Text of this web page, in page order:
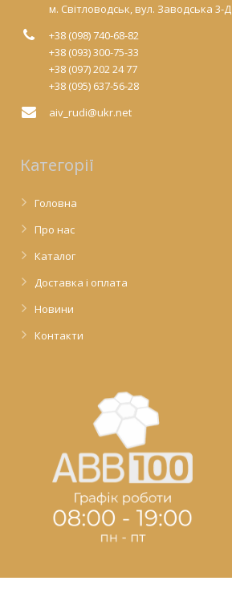
м. Світловодськ, вул. Заводська 3-Д
+38 (098) 740-68-82
+38 (093) 300-75-33
+38 (097) 202 24 77
+38 (095) 637-56-28
aiv_rudi@ukr.net
Категорії
Головна
Про нас
Каталог
Доставка і оплата
Новини
Контакти